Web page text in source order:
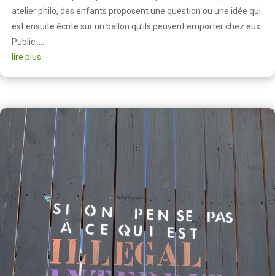
atelier philo, des enfants proposent une question ou une idée qui
est ensuite écrite sur un ballon qu’ils peuvent emporter chez eux.
Public :...
lire plus